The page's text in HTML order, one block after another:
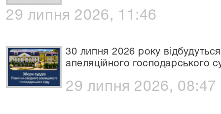
29 липня 2026, 11:46
30 липня 2026 року
апеляційного господарського
29 липня 2026, 08:47